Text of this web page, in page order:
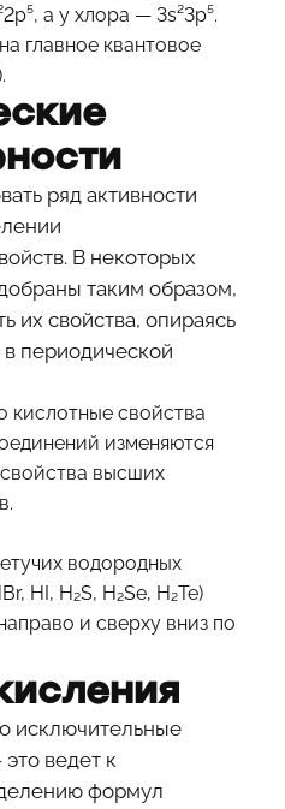
а у хлора — 3s²3p⁵.
главное квантовое
ряд активности
В некоторых
таким образом,
их свойства, опираясь
периодической
кислотные свойства
изменяются
высших
водородных
HI, H₂S, H₂Se, H₂Te)
и сверху вниз по
исключительные
ведет к
формул